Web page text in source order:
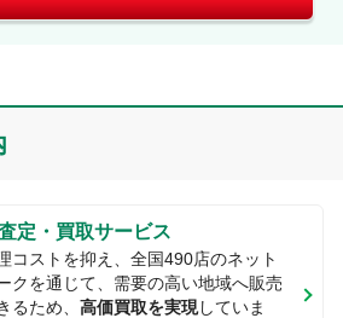
定・買取サービス
コストを抑え、全国490店のネット
クを通じて、需要の高い地域へ販売
るため、 高価買取を実現していま